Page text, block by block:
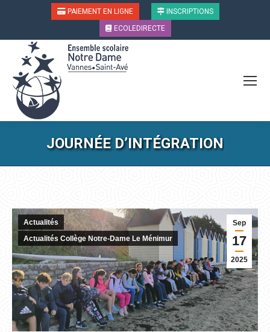
PAIEMENT EN LIGNE
INSCRIPTIONS
ECOLEDIRECTE
JOURNÉE D’INTÉGRATION
Sep
17
2025
Actualités
Actualités Collège Notre-Dame Le Ménimur